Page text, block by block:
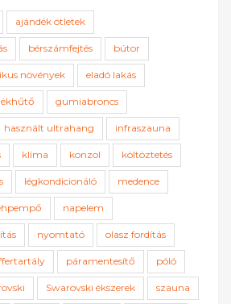
ajándék ötletek
bérszámfejtés bútor
növények eladó lakás
gumiabroncs
használt ultrahang infraszauna
klíma konzol költöztetés
légkondicionáló medence
napelem
nyomtató olasz fordítás
páramentesítő póló
Swarovski ékszerek szauna